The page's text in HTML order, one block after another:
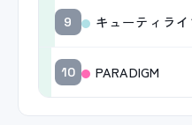
9 キューティラ
10 PARADIGM